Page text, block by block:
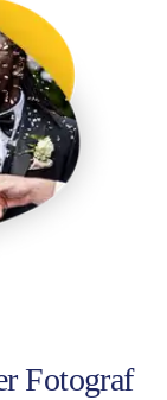
Fotograf